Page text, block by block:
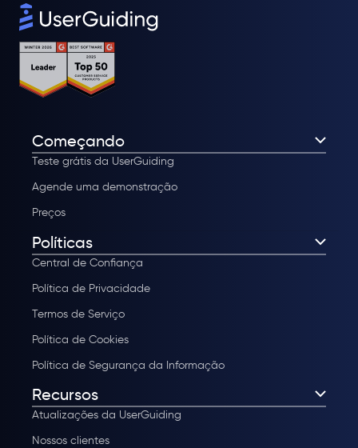
Começando
Teste grátis da UserGuiding
Agende uma demonstração
Preços
Políticas
Central de Confiança
Política de Privacidade
Termos de Serviço
Política de Cookies
Política de Segurança da Informação
Recursos
Atualizações da UserGuiding
Nossos clientes